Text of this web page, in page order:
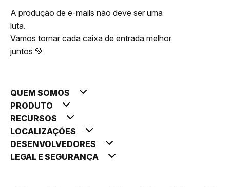
A produção de e-mails não deve ser uma
luta.
Vamos tornar cada caixa de entrada melhor
juntos 💚
QUEM SOMOS
PRODUTO
RECURSOS
LOCALIZAÇÕES
DESENVOLVEDORES
LEGAL E SEGURANÇA